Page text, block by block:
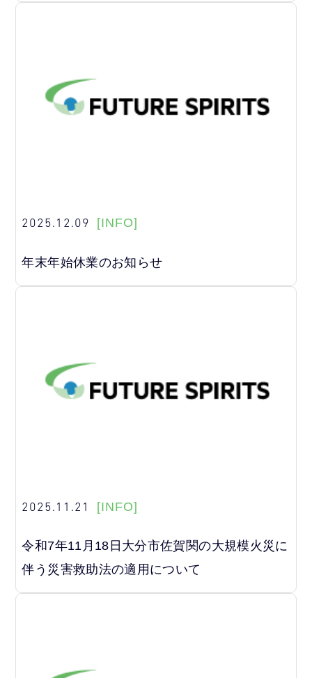
2025.12.09 [INFO]
年末年始休業のお知らせ
2025.11.21 [INFO]
令和7年11月18日大分市佐賀関の大規模火災に
伴う災害救助法の適用について